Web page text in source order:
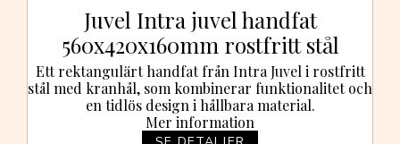
Juvel Intra juvel handfat
560x420x160mm rostfritt stål
Ett rektangulärt handfat från Intra Juvel i rostfritt
stål med kranhål, som kombinerar funktionalitet och
en tidlös design i hållbara material.
Mer information